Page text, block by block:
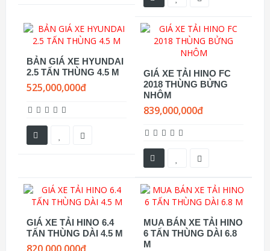
BẢN GIÁ XE HYUNDAI
2.5 TẤN THÙNG 4.5 M
525,000,000đ
GIÁ XE TẢI HINO FC
2018 THÙNG BỬNG
NHÔM
839,000,000đ
GIÁ XE TẢI HINO 6.4
TẤN THÙNG DÀI 4.5 M
MUA BÁN XE TẢI HINO
6 TẤN THÙNG DÀI 6.8
M